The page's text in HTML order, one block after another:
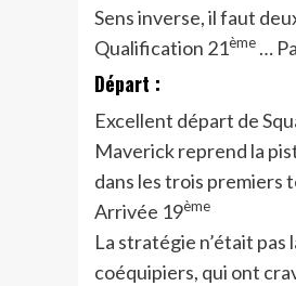
Sens inverse, il faut
Qualification 21ème …
Départ :
Excellent départ de
Maverick reprend la
dans les trois premiers
Arrivée 19ème
La stratégie n’était
coéquipiers, qui ont